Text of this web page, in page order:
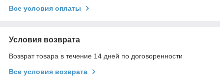
Все условия оплаты
Условия возврата
Возврат товара в течение 14 дней по договоренности
Все условия возврата